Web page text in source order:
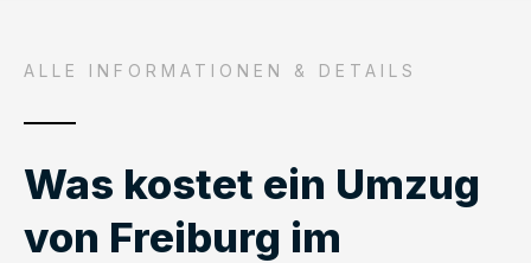
ALLE INFORMATIONEN & DETAILS
Was kostet ein Umzug
von Freiburg im